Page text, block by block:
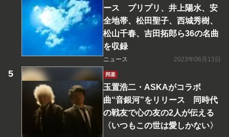
ース プリプリ、井上陽水、安
全地帯、松田聖子、西城秀樹、
松山千春、吉田拓郎ら36の名曲
を収録
ニュース 2023年06月13日
邦楽
玉置浩二・ASKAがコラボ
曲“音銀河”をリリース 同時代
の戦友で心の友の2人が伝える
〈いつもこの世は愛しかない〉